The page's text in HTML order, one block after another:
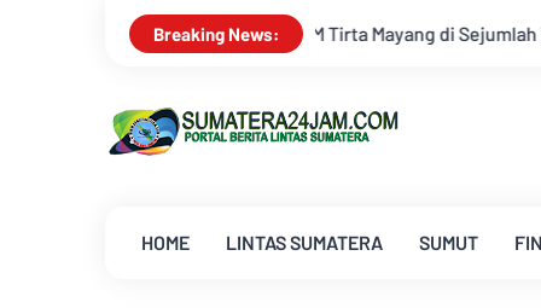
Breaking News:
Mayang di Sejumlah Wilayah Terganggu Dua Lagu
HOME LINTAS SUMATERA SUMUT